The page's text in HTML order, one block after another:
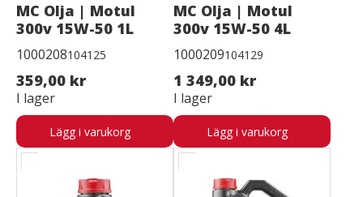
MC Olja | Motul
300v 15W-50 1L
1000208104125
359,00 kr
I lager
Lägg i varukorg
MC Olja | Motul
300v 15W-50 4L
1000209104129
1 349,00 kr
I lager
Lägg i varukorg